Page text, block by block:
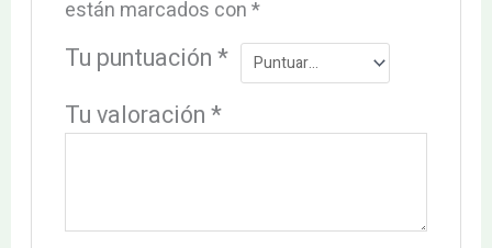
están marcados con*
Tu puntuación*
Tu valoración*